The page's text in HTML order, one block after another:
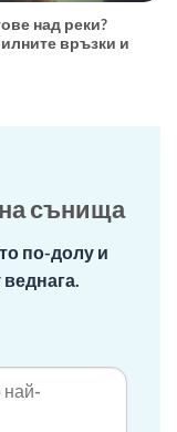
над реки?
връзки и
сънища
по-долу и